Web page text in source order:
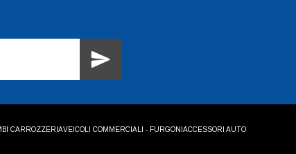
CARROZZERIAVEICOLI COMMERCIALI - FURGONI ACCESSORI AUTO